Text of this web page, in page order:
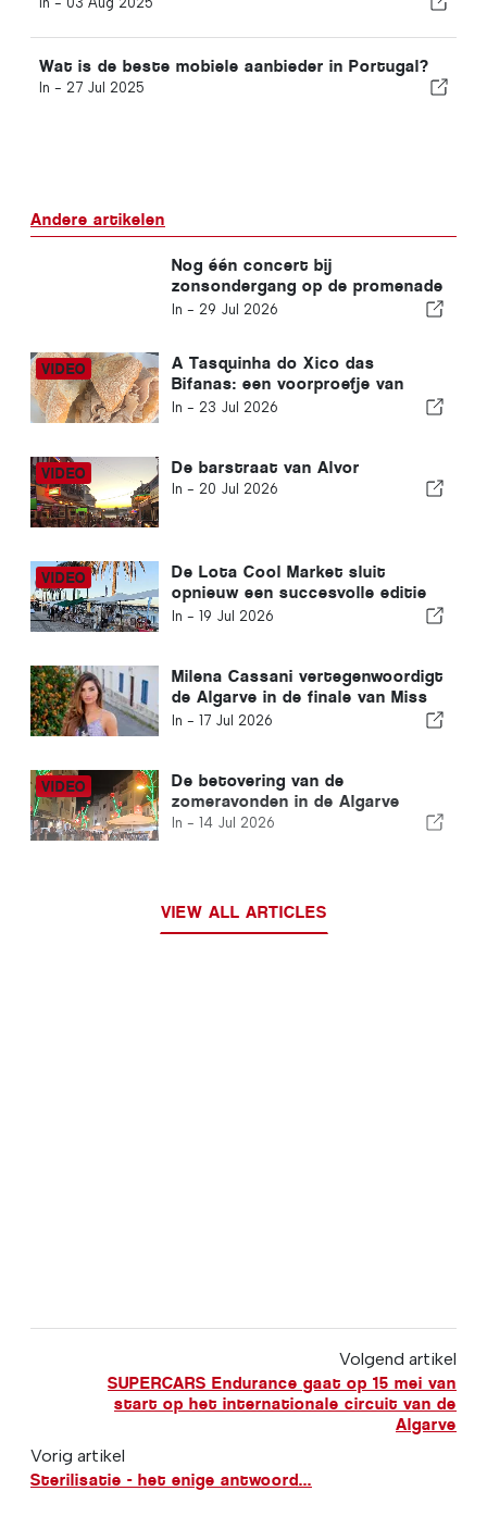
Wat is de beste mobiele aanbieder in Portugal?
In - 27 Jul 2025
Andere artikelen
Nog één concert bij
zonsondergang op de promenade
van Carvoeiro
In - 29 Jul 2026
A Tasquinha do Xico das
Bifanas: een voorproefje van
traditie op de markt van
In - 23 Jul 2026
De barstraat van Alvor
In - 20 Jul 2026
De Lota Cool Market sluit
opnieuw een succesvolle editie
af in Portimão
In - 19 Jul 2026
Milena Cassani vertegenwoordigt
de Algarve in de finale van Miss
Portugal
In - 17 Jul 2026
De betovering van de
zomeravonden in de Algarve
In - 14 Jul 2026
VIEW ALL ARTICLES
Volgend artikel
SUPERCARS Endurance gaat op 15 mei van
start op het internationale circuit van de
Algarve
Vorig artikel
Sterilisatie - het enige antwoord...